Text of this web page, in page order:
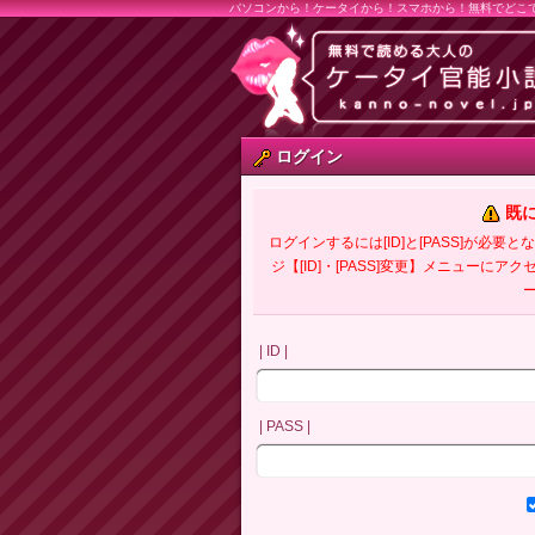
パソコンから！ケータイから！スマホから！無料でどこ
ログイン
既
ログインするには[ID]と[PASS]が必要と
ジ【[ID]・[PASS]変更】メニューにアク
| ID |
| PASS |